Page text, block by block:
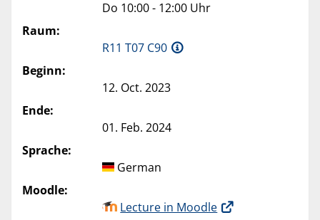
Do 10:00 - 12:00 Uhr
Raum:
R11 T07 C90
Beginn:
12. Oct. 2023
Ende:
01. Feb. 2024
Sprache:
German
Moodle:
Lecture in Moodle